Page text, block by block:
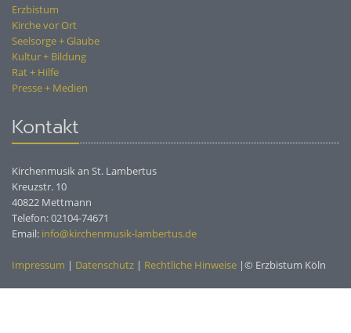
Erzbistum
Kirche vor Ort
Seelsorge + Glaube
Kultur + Bildung
Rat + Hilfe
Presse + Medien
Kontakt
Kirchenmusik an St. Lambertus
Kreuzstr. 10
40822 Mettmann
Telefon: 02104-74671
Email: info@kirchenmusik-lambertus.de
Impressum | Datenschutz | Rechtliche Hinweise |© Erzbistum Köln